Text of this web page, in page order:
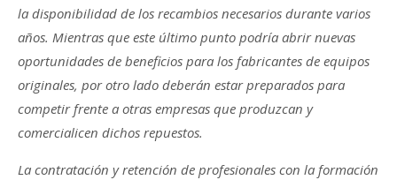
la disponibilidad de los recambios necesarios durante varios
años. Mientras que este último punto podría abrir nuevas
oportunidades de beneficios para los fabricantes de equipos
originales, por otro lado deberán estar preparados para
competir frente a otras empresas que produzcan y
comercialicen dichos repuestos.
La contratación y retención de profesionales con la formación